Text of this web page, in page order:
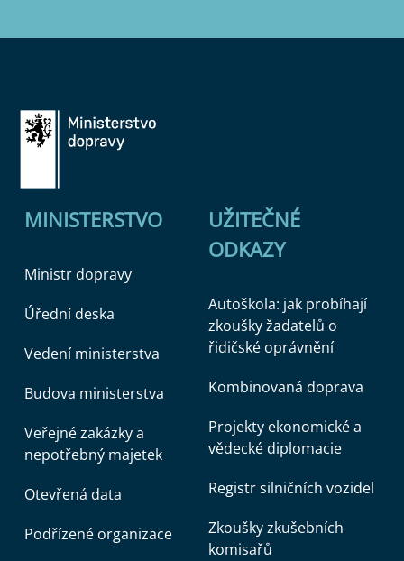
MINISTERSTVO
Ministr dopravy
Úřední deska
Vedení ministerstva
Budova ministerstva
Veřejné zakázky a
nepotřebný majetek
Otevřená data
Podřízené organizace
UŽITEČNÉ
ODKAZY
Autoškola: jak probíhají
zkoušky žadatelů o
řidičské oprávnění
Kombinovaná doprava
Projekty ekonomické a
vědecké diplomacie
Registr silničních vozidel
Zkoušky zkušebních
komisařů